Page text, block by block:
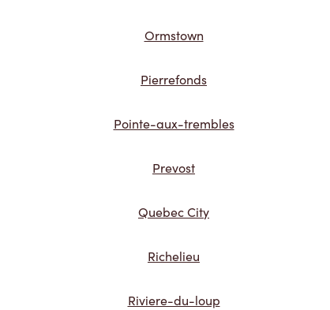
Ormstown
Pierrefonds
Pointe-aux-trembles
Prevost
Quebec City
Richelieu
Riviere-du-loup